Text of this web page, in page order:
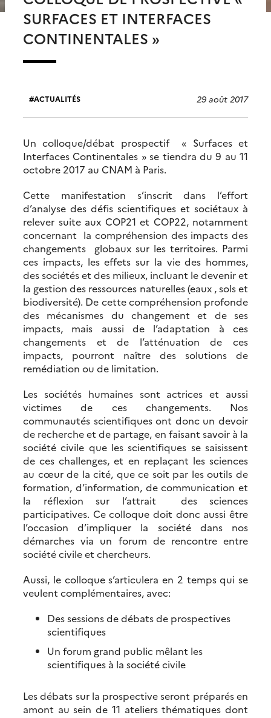
SURFACES ET INTERFACES
CONTINENTALES »
ACTUALITÉS 29 août 2017
Un colloque/débat prospectif « Surfaces et
Interfaces Continentales » se tiendra du 9 au 11
octobre 2017 au CNAM à Paris.
Cette manifestation s’inscrit dans l’effort
d’analyse des défis scientifiques et sociétaux à
relever suite aux COP21 et COP22, notamment
concernant la compréhension des impacts des
changements globaux sur les territoires. Parmi
ces impacts, les effets sur la vie des hommes,
des sociétés et des milieux, incluant le devenir et
la gestion des ressources naturelles (eaux , sols et
biodiversité). De cette compréhension profonde
des mécanismes du changement et de ses
impacts, mais aussi de l’adaptation à ces
changements et de l’atténuation de ces
impacts, pourront naître des solutions de
remédiation ou de limitation.
Les sociétés humaines sont actrices et aussi
victimes de ces changements. Nos
communautés scientifiques ont donc un devoir
de recherche et de partage, en faisant savoir à la
société civile que les scientifiques se saisissent
de ces challenges, et en replaçant les sciences
au cœur de la cité, que ce soit par les outils de
formation, d’information, de communication et
la réflexion sur l’attrait des sciences
participatives. Ce colloque doit donc aussi être
l’occasion d’impliquer la société dans nos
démarches via un forum de rencontre entre
société civile et chercheurs.
Aussi, le colloque s’articulera en 2 temps qui se
veulent complémentaires, avec:
Des sessions de débats de prospectives
scientifiques
Un forum grand public mêlant les
scientifiques à la société civile
Les débats sur la prospective seront préparés en
amont au sein de 11 ateliers thématiques dont